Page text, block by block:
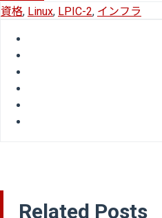
資格, Linux, LPIC-2, インフラ
Related Posts